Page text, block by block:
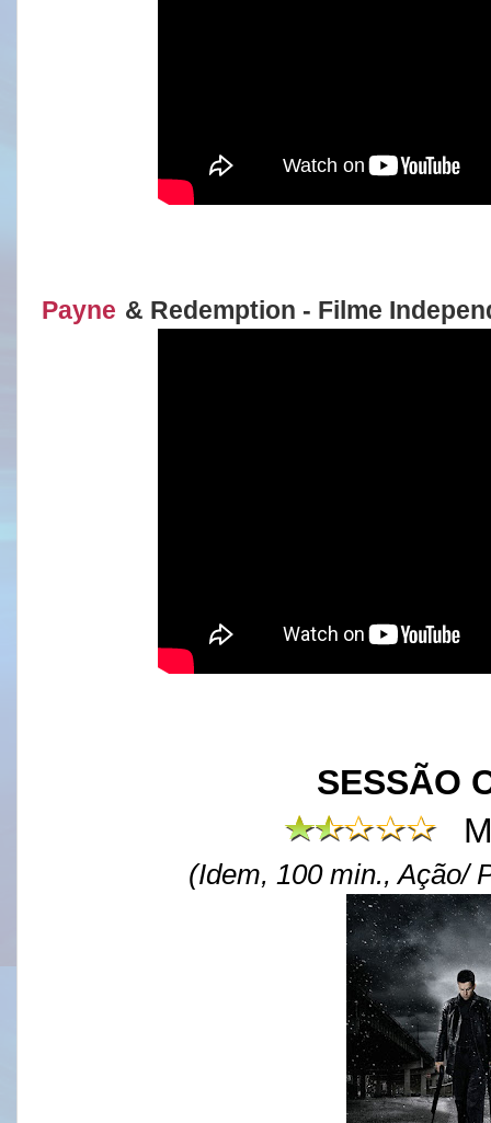
Payne & Redemption - Filme
SESSÃO
(Idem, 100 min., Ação/